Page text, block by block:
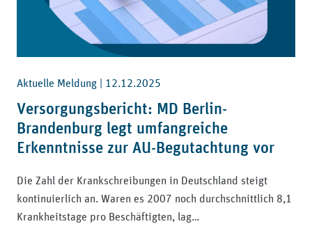
Aktuelle Meldung | 12.12.2025
Versorgungsbericht: MD Berlin-
Brandenburg legt umfangreiche
Erkenntnisse zur AU-Begutachtung vor
Die Zahl der Krankschreibungen in Deutschland steigt
kontinuierlich an. Waren es 2007 noch durchschnittlich 8,1
Krankheitstage pro Beschäftigten, lag…